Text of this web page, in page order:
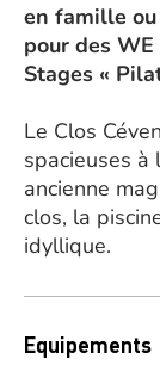
en famille ou
pour des
Stages «
Le Clos
spacieuses à
ancienne
clos, la
idyllique.
Equipements